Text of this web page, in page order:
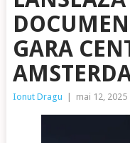
GARA
Ionut Dragu mai 12, 2025